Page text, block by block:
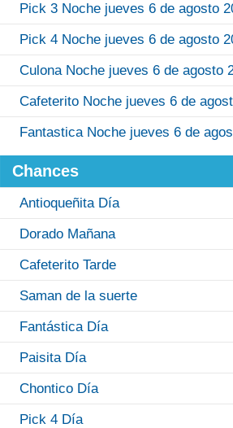
Pick 3 Noche jueves 6 de agosto
Pick 4 Noche jueves 6 de agosto
Culona Noche jueves 6 de agosto
Cafeterito Noche jueves 6 de
Fantastica Noche jueves 6 de
Chances
Antioqueñita Día
Dorado Mañana
Cafeterito Tarde
Saman de la suerte
Fantástica Día
Paisita Día
Chontico Día
Pick 4 Día